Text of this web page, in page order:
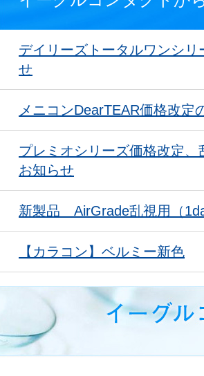
デイリーズトータルワンシ
せ
メニコンDearTEAR価格改定
プレミオシリーズ価格改定
お知らせ
新製品 AirGrade乱視用（
【カラコン】ベルミー新色